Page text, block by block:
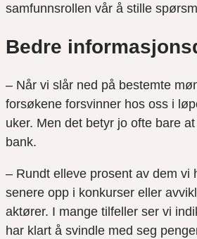
samfunnsrollen vår å stille
Bedre
– Når vi slår ned på bestemte
forsøkene forsvinner hos oss i
uker. Men det betyr jo ofte bare
bank.
– Rundt elleve prosent av dem vi
senere opp i konkurser eller
aktører. I mange tilfeller ser vi
har klart å svindle med seg